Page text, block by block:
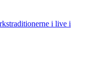
i live i